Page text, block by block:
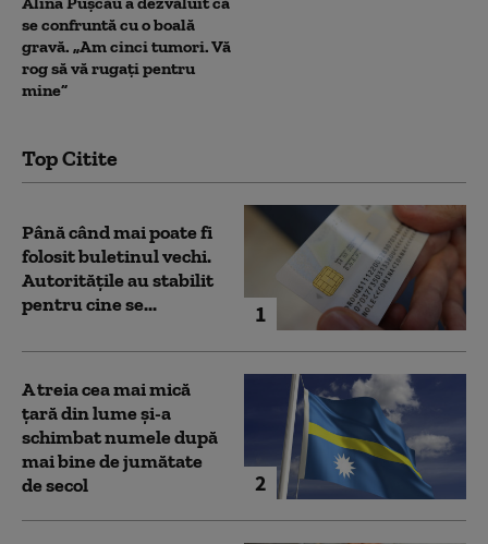
se confruntă cu o boală
gravă. „Am cinci tumori. Vă
rog să vă rugați pentru
mine”
Top Citite
1
Până când mai poate fi
folosit buletinul vechi.
Autoritățile au stabilit
pentru cine se...
2
A treia cea mai mică
țară din lume și-a
schimbat numele după
mai bine de jumătate
de secol